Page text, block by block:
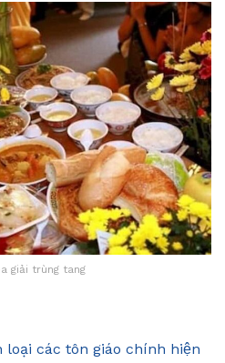
giải trùng tang
loại các tôn giáo chính hiện